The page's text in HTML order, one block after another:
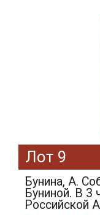
Лот 9
Бунина, А.
Буниной. В 3
Российской